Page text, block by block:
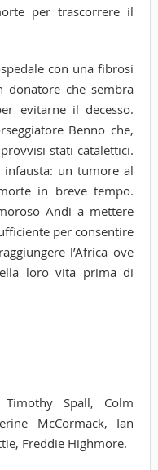
per trascorrere il
con una fibrosi
che sembra
evitarne il decesso.
Benno che,
stati catalettici.
un tumore al
in breve tempo.
Andi a mettere
per consentire
l’Africa ove
loro vita prima di
Spall, Colm
McCormack, Ian
Freddie Highmore.